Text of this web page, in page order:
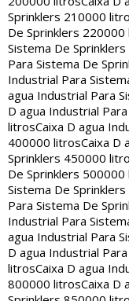
Sprinklers 210000
De Sprinklers 220000
Sistema De
Para Sistema De
Industrial Para
agua Industrial Para
D agua Industrial
litrosCaixa D agua
400000 litrosCaixa D
Sprinklers 450000
De Sprinklers 500000
Sistema De
Para Sistema De
Industrial Para
agua Industrial Para
D agua Industrial
litrosCaixa D agua
800000 litrosCaixa D